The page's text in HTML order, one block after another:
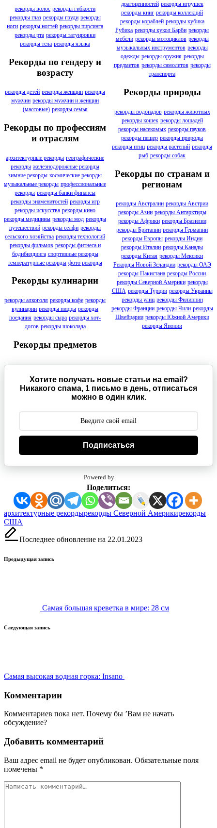
рекорды волос рекорды гибкости
рекорды глаз рекорды груди рекорды
ноги рекорды ногтей рекорды пирсинга
рекорды рта рекорды татуировки
рекорды тела рекорды языка
Рекорды по гендеру и
возрасту
рекорды детей рекорды женщин рекорды
мужчин рекорды мужчин и женщин
(массовые) рекорды семья
Рекорды по профессиям
и отраслям
архитектурные рекорды географические
рекорды железнодорожные рекорды
зимние рекорды космические рекорды
музыкальные рекорды профессиональные
рекорды рекорды банки финансы
рекорды знаменитостей рекорды игр
рекорды искусства рекорды кино
рекорды медицины рекорды мод рекорды
путешествий рекорды селфи рекорды
сельского хозяйства рекорды технологий
рекорды фильмов рекорды фитнеса и
бодибилдинга спортивные рекорды
температурные рекорды фото рекорды
Рекорды кулинарии
рекорды алкоголя рекорды кофе рекорды
кулинарии рекорды пиццы рекорды
поедания рекорды сыра рекорды хот-
догов рекорды шоколада
Рекорды предметов
драгоценностей рекорды игрушек
рекорды книг рекорды коллекций
рекорды кораблей рекорды кубика
Рубика рекорды кукол Барби рекорды
мебели рекорды мотоциклов рекорды
музыкальных инструментов рекорды
одежды рекорды оружия рекорды
предметов рекорды самолетов рекорды
транспорта
Рекорды природы
рекорды водопадов рекорды животных
рекорды кошек рекорды лошадей
рекорды насекомых рекорды пауков
рекорды пещер рекорды природы
рекорды птиц рекорды растений рекорды
рыб рекорды собак
Рекорды по странам и
регионам
рекорды Австралии рекорды Австрии
рекорды Азии рекорды Антарктиды
рекорды Африки рекорды Бразилии
рекорды Британии рекорды Германии
рекорды Европы рекорды Индии
рекорды Италии рекорды Канады
рекорды Китая рекорды Мексики
Рекорды Новой Зеландии рекорды ОАЭ
рекорды Пакистана рекорды России
рекорды Северной Америки рекорды
США рекорды Турции рекорды Украины
рекорды улиц рекорды Филиппин
рекорды Франции рекорды Чили рекорды
Швейцарии рекорды Южной Америки
рекорды Японии
Хотите получать новые статьи на email?
Никакого спама, 1 письмо в день, отписаться
можно в один клик.
Подписаться
Powered by
Поделиться:
Метки:
архитектурные рекордырекорды Северной Америкирекорды
США
Последнее обновление на 22.01.2023
Навигация
Предыдущая запись
Самая большая креветка в мире: 28 см
Следующая запись
Самая высокая водная горка: Insano
Комментарии
Комментариев пока нет. Почему бы ’Вам не начать
обсуждение?
Добавить комментарий
Ваш адрес email не будет опубликован. Обязательные поля
помечены *